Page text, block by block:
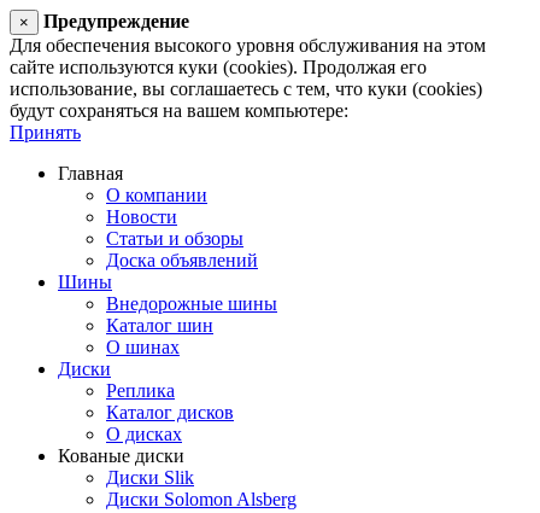
×
Предупреждение
Для обеспечения высокого уровня обслуживания на этом
сайте используются куки (cookies). Продолжая его
использование, вы соглашаетесь с тем, что куки (cookies)
будут сохраняться на вашем компьютере:
Принять
Главная
О компании
Новости
Статьи и обзоры
Доска объявлений
Шины
Внедорожные шины
Каталог шин
О шинах
Диски
Реплика
Каталог дисков
О дисках
Кованые диски
Диски Slik
Диски Solomon Alsberg